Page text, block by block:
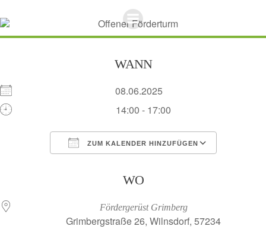
Zum
Inhalt
springen
WANN
08.06.2025
14:00 - 17:00
ZUM KALENDER HINZUFÜGEN
WO
Fördergerüst Grimberg
Grimbergstraße 26, Wilnsdorf, 57234